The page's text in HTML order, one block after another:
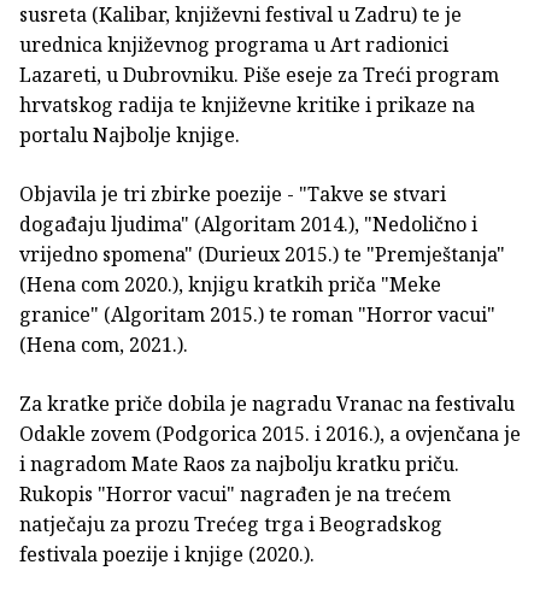
susreta (Kalibar, književni festival u Zadru) te je
urednica književnog programa u Art radionici
Lazareti, u Dubrovniku. Piše eseje za Treći program
hrvatskog radija te književne kritike i prikaze na
portalu Najbolje knjige.
Objavila je tri zbirke poezije - "Takve se stvari
događaju ljudima" (Algoritam 2014.), "Nedolično i
vrijedno spomena" (Durieux 2015.) te "Premještanja"
(Hena com 2020.), knjigu kratkih priča "Meke
granice" (Algoritam 2015.) te roman "Horror vacui"
(Hena com, 2021.).
Za kratke priče dobila je nagradu Vranac na festivalu
Odakle zovem (Podgorica 2015. i 2016.), a ovjenčana je
i nagradom Mate Raos za najbolju kratku priču.
Rukopis "Horror vacui" nagrađen je na trećem
natječaju za prozu Trećeg trga i Beogradskog
festivala poezije i knjige (2020.).